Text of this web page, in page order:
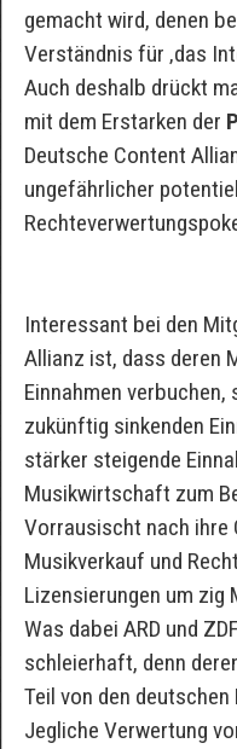
gemacht wird, denen
Verständnis für ‚das
Auch deshalb drückt
mit dem Erstarken der
Deutsche Content
ungefährlicher
Interessant bei den
Allianz ist, dass deren
Einnahmen
zukünftig sinkenden
stärker steigende
Musikwirtschaft zum
Vorrausischt nach ihre
Musikverkauf und
Lizensierungen um zig
Was dabei ARD und
schleierhaft, denn
Teil von den
Jegliche Verwertung